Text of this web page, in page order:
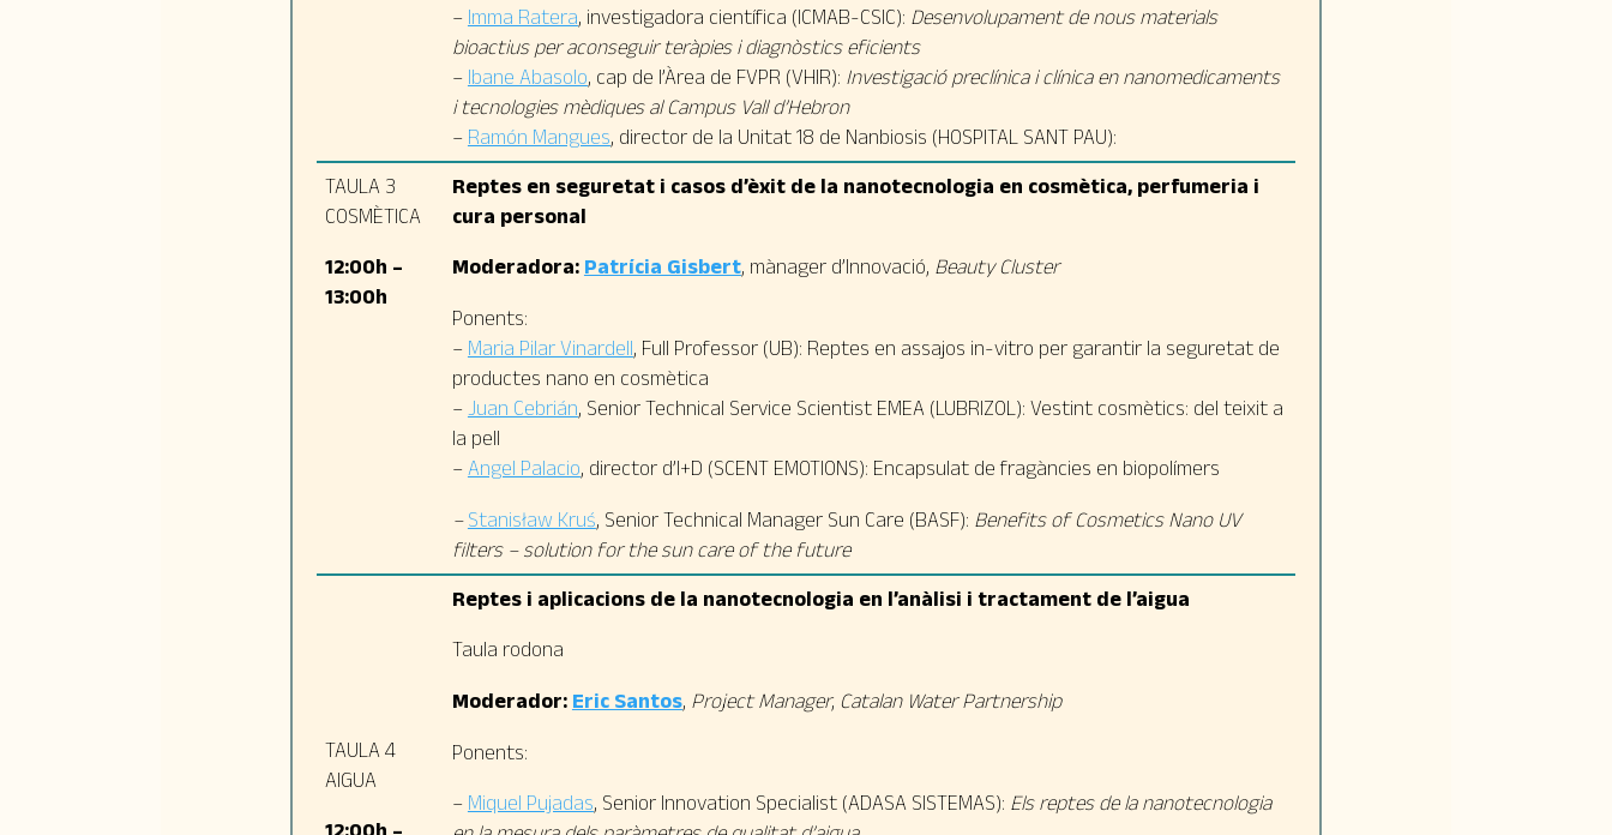
– Imma Ratera, investigadora científica (ICMAB-CSIC): Desenvolupament de nous materials
bioactius per aconseguir teràpies i diagnòstics eficients
– Ibane Abasolo, cap de l’Àrea de FVPR (VHIR): Investigació preclínica i clínica en nanomedicaments
i tecnologies mèdiques al Campus Vall d’Hebron
– Ramón Mangues, director de la Unitat 18 de Nanbiosis (HOSPITAL SANT PAU):
TAULA 3
COSMÈTICA
12:00h –
13:00h
Reptes en seguretat i casos d’èxit de la nanotecnologia en cosmètica, perfumeria i
cura personal
Moderadora: Patrícia Gisbert, mànager d’Innovació, Beauty Cluster
Ponents:
– Maria Pilar Vinardell, Full Professor (UB): Reptes en assajos in-vitro per garantir la seguretat de
productes nano en cosmètica
– Juan Cebrián, Senior Technical Service Scientist EMEA (LUBRIZOL): Vestint cosmètics: del teixit a
la pell
– Angel Palacio, director d’I+D (SCENT EMOTIONS): Encapsulat de fragàncies en biopolímers
– Stanisław Kruś, Senior Technical Manager Sun Care (BASF): Benefits of Cosmetics Nano UV
filters – solution for the sun care of the future
TAULA 4
AIGUA
Reptes i aplicacions de la nanotecnologia en l’anàlisi i tractament de l’aigua
Taula rodona
Moderador: Eric Santos, Project Manager, Catalan Water Partnership
Ponents:
– Miquel Pujadas, Senior Innovation Specialist (ADASA SISTEMAS): Els reptes de la nanotecnologia